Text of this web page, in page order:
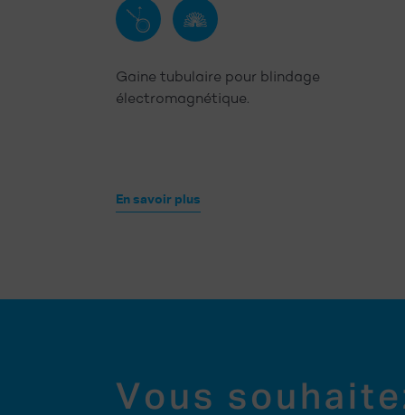
EMI Flexible
Gaine tubulaire pour blindage
électromagnétique.
En savoir plus
Vous